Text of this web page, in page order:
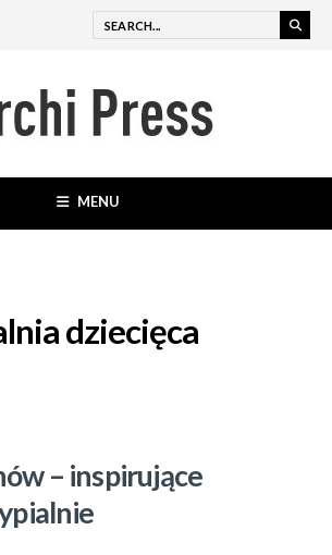
MENU
dziecięca
– inspirujące